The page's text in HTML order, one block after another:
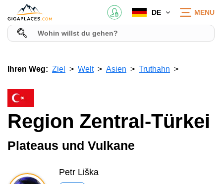
DE MENU
Ihren Weg: Ziel Welt Asien Truthahn
Region Zentral-Türkei
Plateaus und Vulkane
Petr Liška